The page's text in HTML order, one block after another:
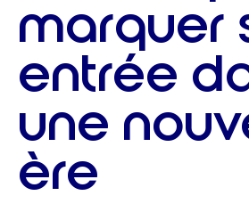
marquer
entrée
une
ère